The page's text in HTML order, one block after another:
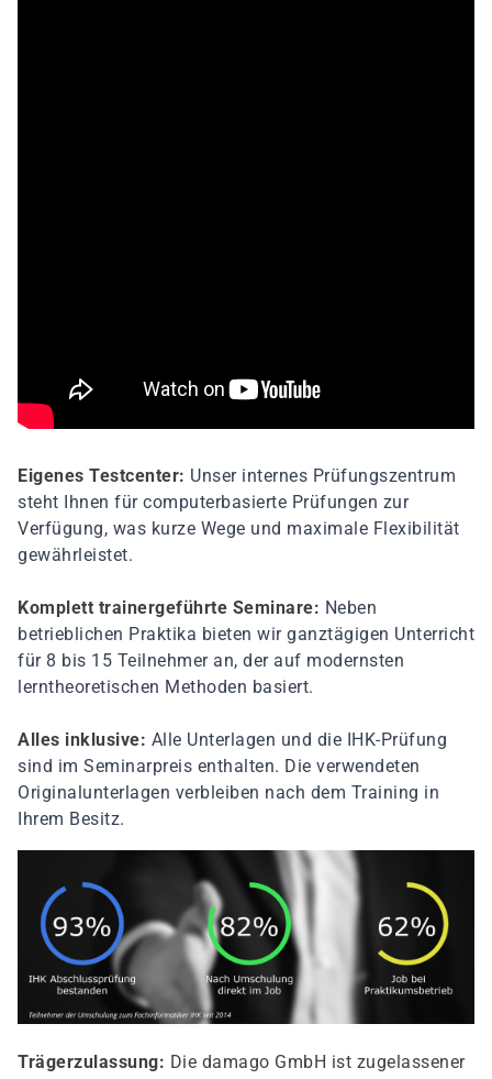
Eigenes Testcenter: Unser internes Prüfungszentrum
steht Ihnen für computerbasierte Prüfungen zur
Verfügung, was kurze Wege und maximale Flexibilität
gewährleistet.
Komplett trainergeführte Seminare: Neben
betrieblichen Praktika bieten wir ganztägigen Unterricht
für 8 bis 15 Teilnehmer an, der auf modernsten
lerntheoretischen Methoden basiert.
Alles inklusive: Alle Unterlagen und die IHK-Prüfung
sind im Seminarpreis enthalten. Die verwendeten
Originalunterlagen verbleiben nach dem Training in
Ihrem Besitz.
Trägerzulassung: Die damago GmbH ist zugelassener